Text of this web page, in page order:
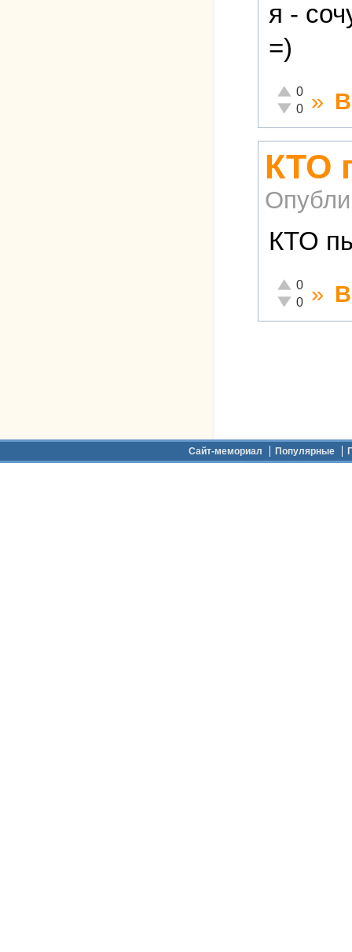
я -
=)
Отлично!
0
Неадекватно!
0 »
КТО
КТО
Отлично!
0
Неадекватно!
0 »
Сайт-мемориал Популярные